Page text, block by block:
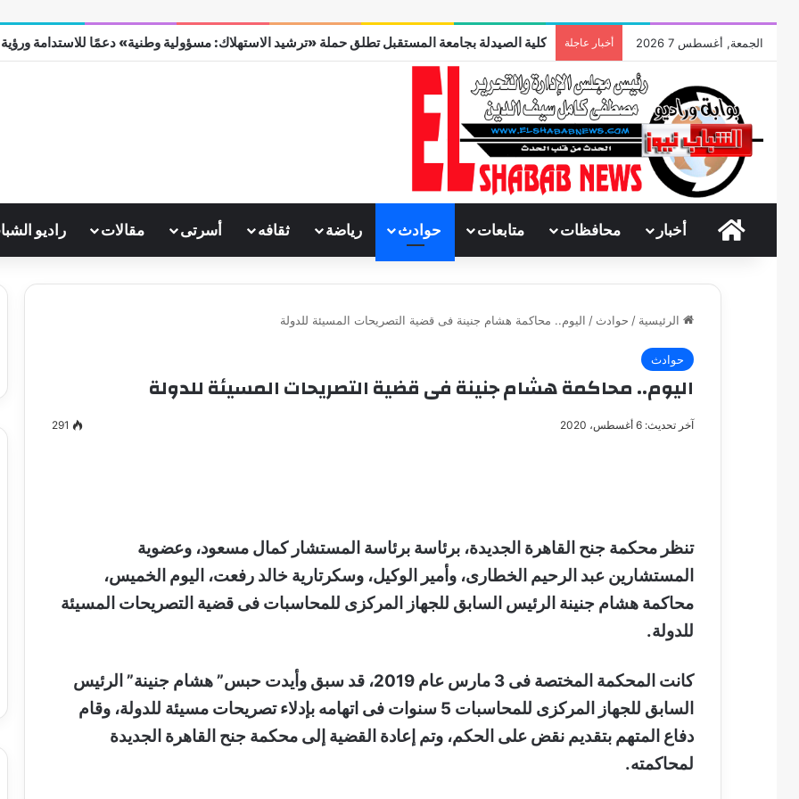
الجمعة, أغسطس 7 2026 أخبار عاجلة كلية الصيدلة بجامعة المستقبل تطلق حملة «ترشيد الاستهلاك: مسؤولية وطنية» دعمًا للاستدامة ورؤية مصر
الرئيسية
أخبار محافظات متابعات حوادث رياضة ثقافه أسرتى مقالات راديو
الرئيسية / حوادث / اليوم.. محاكمة هشام جنينة فى قضية التصريحات المسيئة للدولة
حوادث
اليوم.. محاكمة هشام جنينة فى قضية التصريحات المسيئة للدولة
آخر تحديث: 6 أغسطس، 2020 291
تنظر محكمة جنح القاهرة الجديدة، برئاسة برئاسة المستشار كمال مسعود، وعضوية
المستشارين عبد الرحيم الخطارى، وأمير الوكيل، وسكرتارية خالد رفعت، اليوم الخميس،
محاكمة هشام جنينة الرئيس السابق للجهاز المركزى للمحاسبات فى قضية التصريحات المسيئة
للدولة.
كانت المحكمة المختصة فى 3 مارس عام 2019، قد سبق وأيدت حبس” هشام جنينة” الرئيس
السابق للجهاز المركزى للمحاسبات 5 سنوات فى اتهامه بإدلاء تصريحات مسيئة للدولة، وقام
دفاع المتهم بتقديم نقض على الحكم، وتم إعادة القضية إلى محكمة جنح القاهرة الجديدة
لمحاكمته.
سيف
الدين
….
مايسه
القرن
21
مايسه عطوه كليوباترا القرن 21
الدين
….
يكتب
ميلاد
ميلاد جديد